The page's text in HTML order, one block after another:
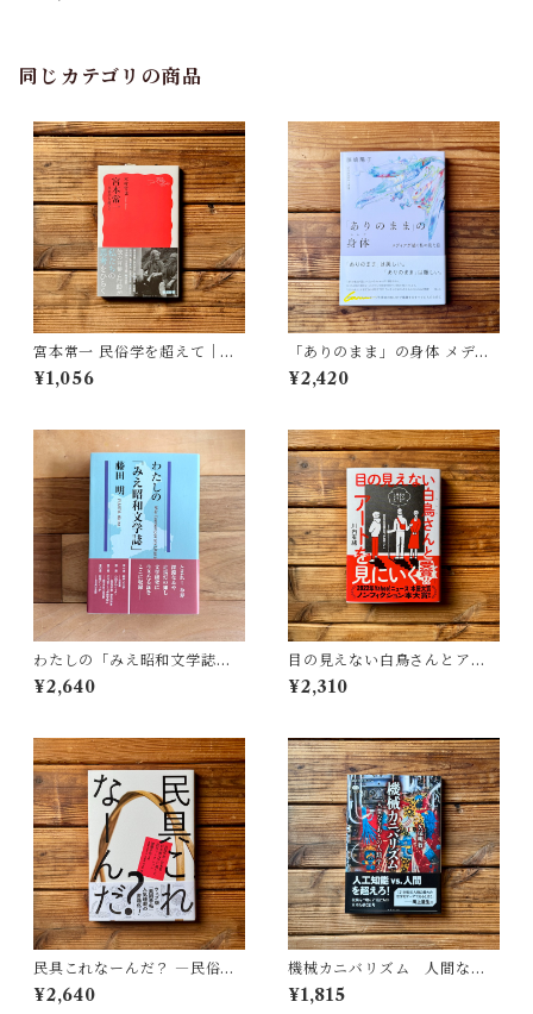
同じカテゴリの商品
宮本常一 民俗学を超えて｜木
村 哲也
¥1,056
「ありのまま」の身体 メディ
アが描く私の見た目 | 藤嶋 陽
子(著)
¥2,420
わたしの「みえ昭和文学誌」 |
藤田 明
¥2,640
目の見えない白鳥さんとアー
トを見にいく | 川内 有緒
¥2,310
民具これなーんだ？ ―民俗学
者・宮本常一が美術大学に遺
した民具コレクション | 加藤幸
¥2,640
機械カニバリズム 人間なき
あとの人類学へ｜久保 明教
¥1,815